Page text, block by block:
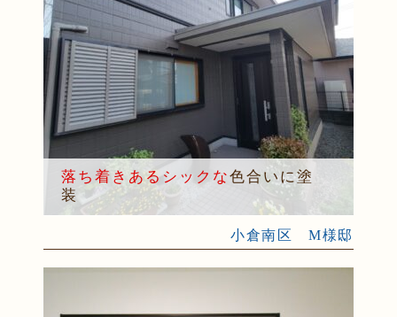
落ち着きあるシックな色合いに塗
装
小倉南区 M様邸